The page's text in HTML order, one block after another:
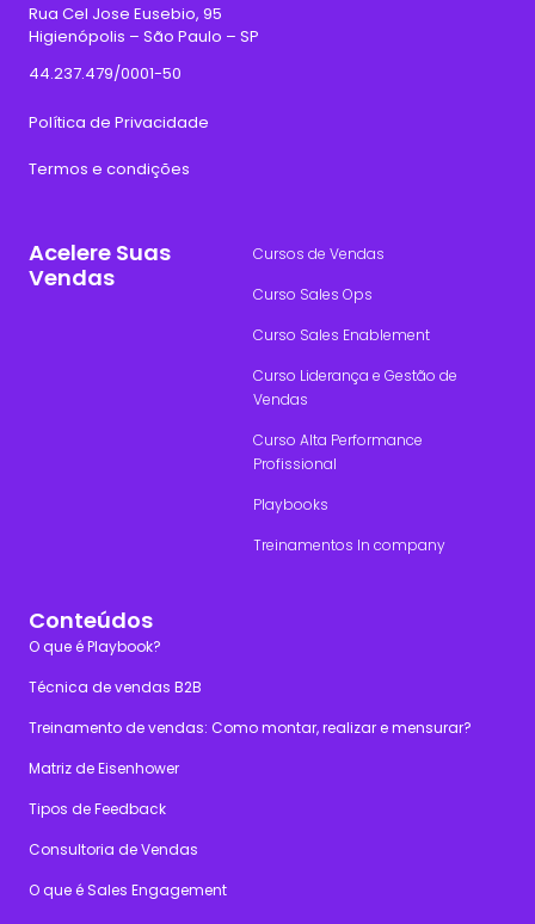
Rua Cel Jose Eusebio, 95
Higienópolis – São Paulo – SP
44.237.479/0001-50
Política de Privacidade
Termos e condições
Acelere Suas
Vendas
Cursos de Vendas
Curso Sales Ops
Curso Sales Enablement
Curso Liderança e Gestão de
Vendas
Curso Alta Performance
Profissional
Playbooks
Treinamentos In company
Conteúdos
O que é Playbook?
Técnica de vendas B2B
Treinamento de vendas: Como montar, realizar e mensurar?
Matriz de Eisenhower
Tipos de Feedback
Consultoria de Vendas
O que é Sales Engagement